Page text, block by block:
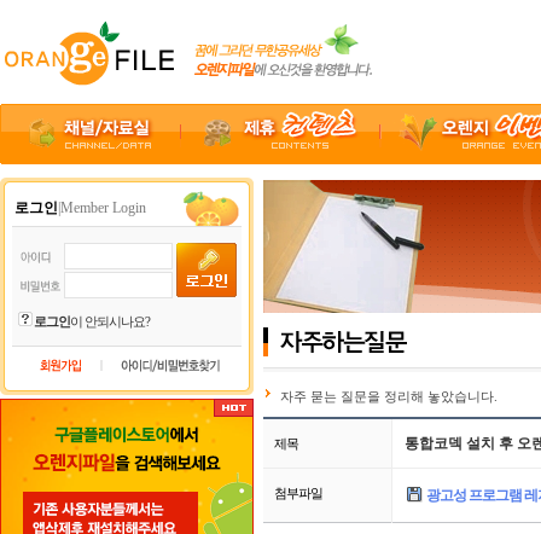
로그인 |Member Login
로그인이 안되시나요?
자주 묻는 질문을 정리해 놓았습니다.
제목 통합코덱 설치 후 오
첨부파일 광고성 프로그램 레